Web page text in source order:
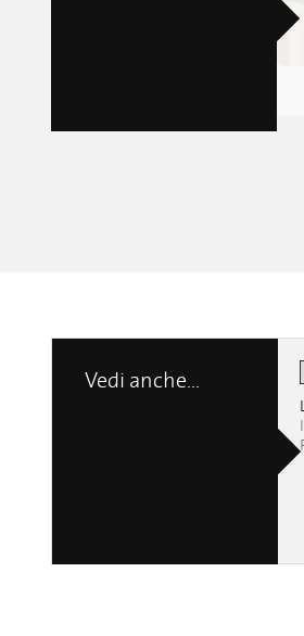
Vedi anche...